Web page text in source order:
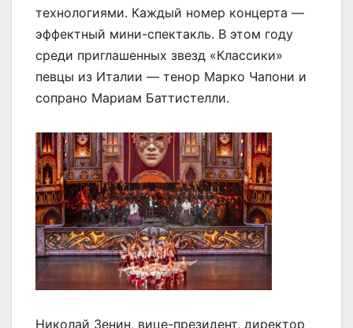
технологиями. Каждый номер концерта —
эффектный мини-спектакль. В этом году
среди приглашенных звезд «Классики»
певцы из Италии — тенор Марко Чапони и
сопрано Мариам Баттистелли.
Николай Зенин, вице-президент, директор